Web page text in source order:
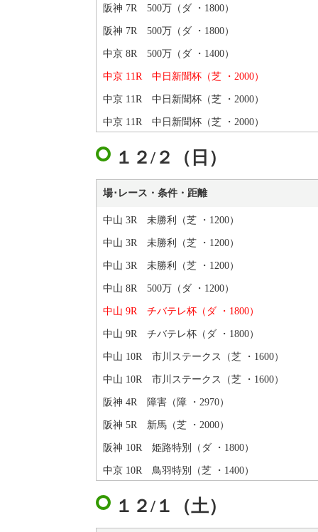
阪神 7R 500万（ダ ・1800）
阪神 7R 500万（ダ ・1800）
中京 8R 500万（ダ ・1400）
中京 11R 中日新聞杯（芝 ・2000）
中京 11R 中日新聞杯（芝 ・2000）
中京 11R 中日新聞杯（芝 ・2000）
１２/２（日）
場･レース・条件・距離
中山 3R 未勝利（芝 ・1200）
中山 3R 未勝利（芝 ・1200）
中山 3R 未勝利（芝 ・1200）
中山 8R 500万（ダ ・1200）
中山 9R チバテレ杯（ダ ・1800）
中山 9R チバテレ杯（ダ ・1800）
中山 10R 市川ステークス（芝 ・1600）
中山 10R 市川ステークス（芝 ・1600）
阪神 4R 障害（障 ・2970）
阪神 5R 新馬（芝 ・2000）
阪神 10R 姫路特別（ダ ・1800）
中京 10R 鳥羽特別（芝 ・1400）
１２/１（土）